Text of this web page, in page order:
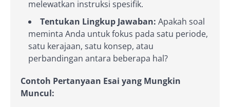
melewatkan instruksi spesifik.
Tentukan Lingkup Jawaban: Apakah soal
meminta Anda untuk fokus pada satu periode,
satu kerajaan, satu konsep, atau
perbandingan antara beberapa hal?
Contoh Pertanyaan Esai yang Mungkin
Muncul: